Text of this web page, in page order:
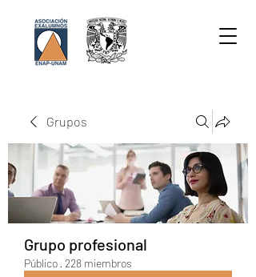
Grupos
Grupo profesional
Público · 228 miembros